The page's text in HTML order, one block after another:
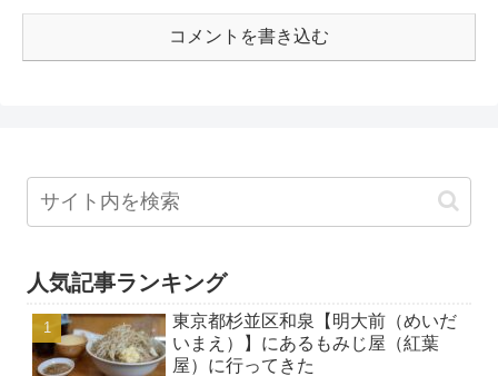
コメントを書き込む
人気記事ランキング
東京都杉並区和泉【明大前（めいだ
いまえ）】にあるもみじ屋（紅葉
屋）に行ってきた